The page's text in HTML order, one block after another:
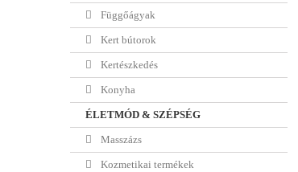
Függőágyak
Kert bútorok
Kertészkedés
Konyha
ÉLETMÓD & SZÉPSÉG
Masszázs
Kozmetikai termékek